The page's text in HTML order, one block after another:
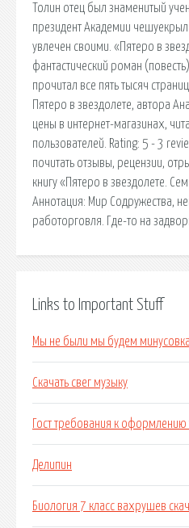
Толин отец был знаменитый
президент Академии
увлечен своими. «Пятеро в
фантастический роман
прочитал все пять тысяч
Пятеро в звездолете, автора
цены в интернет-магазинах,
пользователей. Rating: 5 - 3
почитать отзывы, рецензии,
книгу «Пятеро в звездолете.
Аннотация: Мир Содружества,
работорговля. Где-то на
Links to Important Stuff
Мы не были мы будем минусовка
Скачать свег музыку
Гост требования к
Делипин
Биология 7 класс вахрушев